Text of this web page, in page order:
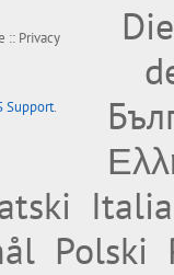
:: Privacy
Support.
Polski